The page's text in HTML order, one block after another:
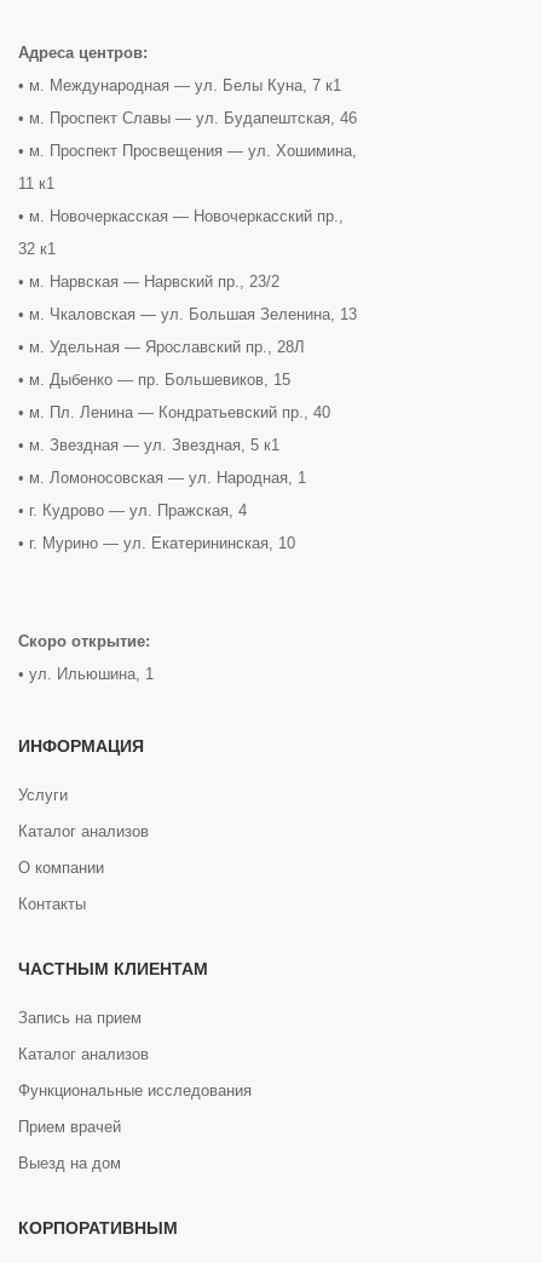
Адреса центров:
• м. Международная — ул. Белы Куна, 7 к1
• м. Проспект Славы — ул. Будапештская, 46
• м. Проспект Просвещения — ул. Хошимина,
11 к1
• м. Новочеркасская — Новочеркасский пр.,
32 к1
• м. Нарвская — Нарвский пр., 23/2
• м. Чкаловская — ул. Большая Зеленина, 13
• м. Удельная — Ярославский пр., 28Л
• м. Дыбенко — пр. Большевиков, 15
• м. Пл. Ленина — Кондратьевский пр., 40
• м. Звездная — ул. Звездная, 5 к1
• м. Ломоносовская — ул. Народная, 1
• г. Кудрово — ул. Пражская, 4
• г. Мурино — ул. Екатерининская, 10
Скоро открытие:
• ул. Ильюшина, 1
ИНФОРМАЦИЯ
Услуги
Каталог анализов
О компании
Контакты
ЧАСТНЫМ КЛИЕНТАМ
Запись на прием
Каталог анализов
Функциональные исследования
Прием врачей
Выезд на дом
КОРПОРАТИВНЫМ